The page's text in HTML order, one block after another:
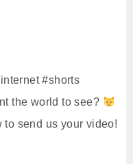
#shorts
the world to see?
send us your video!